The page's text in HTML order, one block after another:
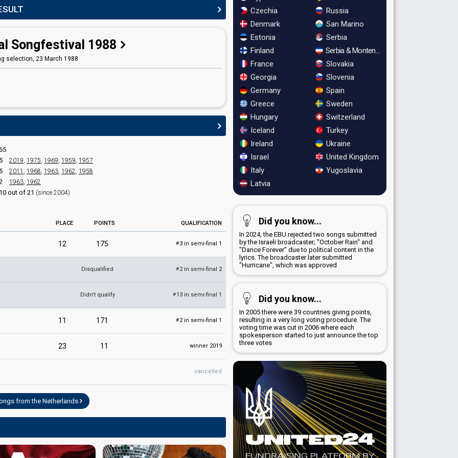
edit
Songfestival 1988
selection, 23 March 1988
5 2019, 1975, 1969, 1959, 1957
5 2011 , 1968, 1963, 1962, 1958
1963, 1962
10 out of 21 (since 2004)
PLACE POINTS QUALIFICATION
12 175 #3 in semi-final 1
Disqualified #2 in semi-final 2
Didn't qualify #13 in semi-final 1
11 171 #2 in semi-final 1
23 11 winner 2019
cancelled
from the Netherlands
Czechia
Denmark
Estonia
Finland
France
Georgia
Germany
Greece
Hungary
Iceland
Ireland
Israel
Italy
Latvia
Russia
San Marino
Serbia
Serbia & Montenegro
Slovakia
Slovenia
Spain
Sweden
Switzerland
Turkey
Ukraine
United Kingdom
Yugoslavia
Did you know...
In 2024, the EBU rejected two songs submitted
by the Israeli broadcaster; "October Rain" and
"Dance Forever" due to political content in the
lyrics. The broadcaster later submitted
"Hurricane", which was approved
Did you know...
In 2005 there were 39 countries giving points,
resulting in a very long voting procedure. The
voting time was cut in 2006 where each
spokesperson started to just announce the top
three votes